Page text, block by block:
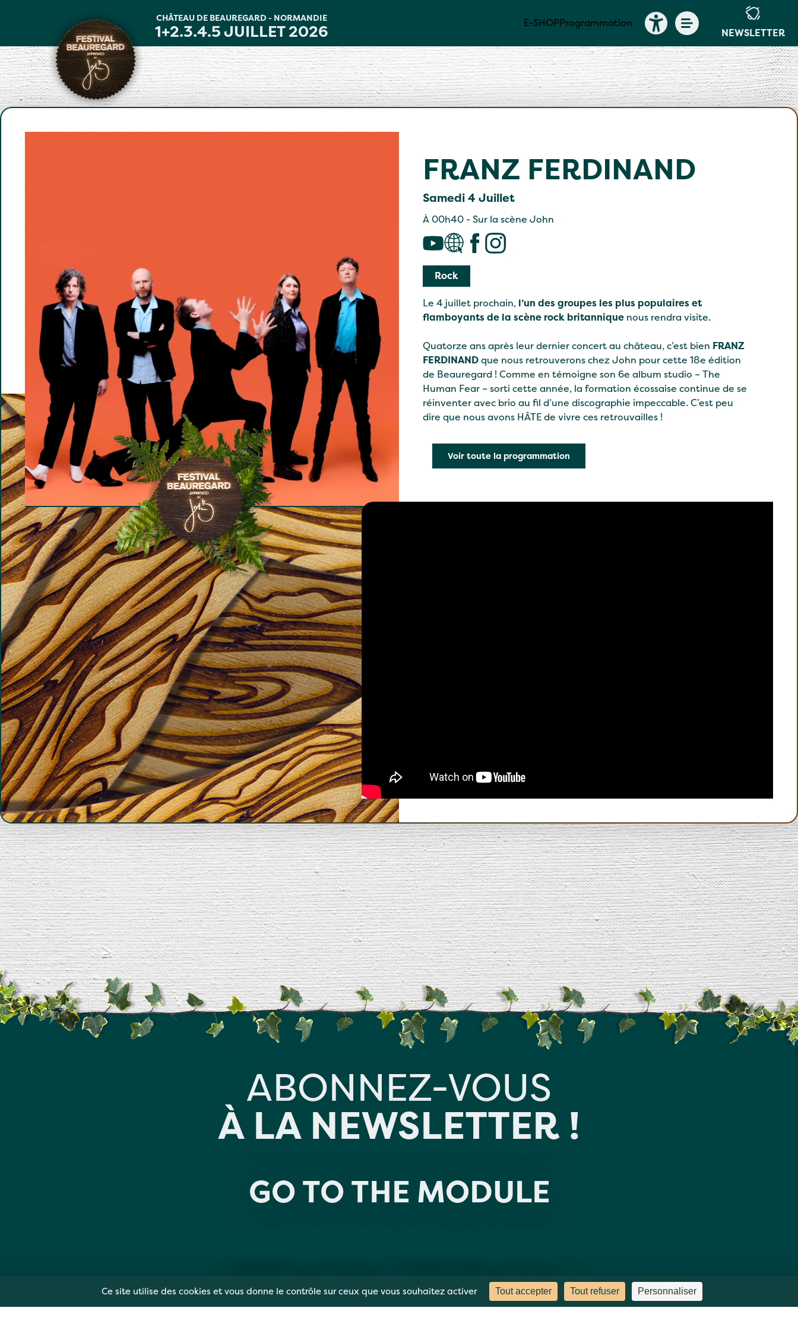
Ce site utilise des cookies et vous donne le contrôle sur ceux que vous souhaitez activer Tout accepter Tout refuser Personnaliser
CHÂTEAU DE BEAUREGARD - NORMANDIE
1+2.3.4.5 JUILLET 2026 E-SHOPProgrammation
NEWSLETTER
FRANZ FERDINAND
Samedi 4 Juillet
À 00h40 - Sur la scène John
Rock
Le 4 juillet prochain, l’un des groupes les plus populaires et
flamboyants de la scène rock britannique nous rendra visite.
Quatorze ans après leur dernier concert au château, c’est bien FRANZ
FERDINANDque nous retrouverons chez John pour cette 18e édition
de Beauregard ! Comme en témoigne son 6e album studio – The
Human Fear – sorti cette année, la formation écossaise continue de se
réinventer avec brio au fil d’une discographie impeccable. C’est peu
dire que nous avons HÂTE de vivre ces retrouvailles !
Voir toute la programmation
ABONNEZ-VOUS
À LA NEWSLETTER !
GO TO THE MODULE
CONTACT BBC